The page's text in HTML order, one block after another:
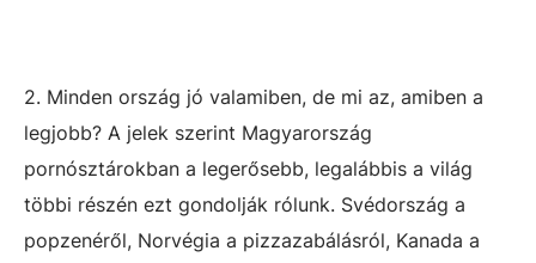
2. Minden ország jó valamiben, de mi az, amiben a
legjobb? A jelek szerint Magyarország
pornósztárokban a legerősebb, legalábbis a világ
többi részén ezt gondolják rólunk. Svédország a
popzenéről, Norvégia a pizzazabálásról, Kanada a